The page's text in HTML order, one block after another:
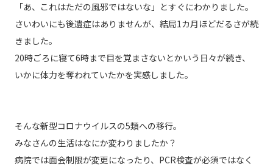
「あ、これはただの風邪ではないな」とすぐにわかりました。
さいわいにも後遺症はありませんが、結局1カ月ほどだるさが続
きました。
20時ごろに寝て6時まで目を覚まさないとかいう日々が続き、
いかに体力を奪われていたかを実感しました。
そんな新型コロナウイルスの5類への移行。
みなさんの生活はなにか変わりましたか？
病院では面会制限が変更になったり、PCR検査が必須ではなく